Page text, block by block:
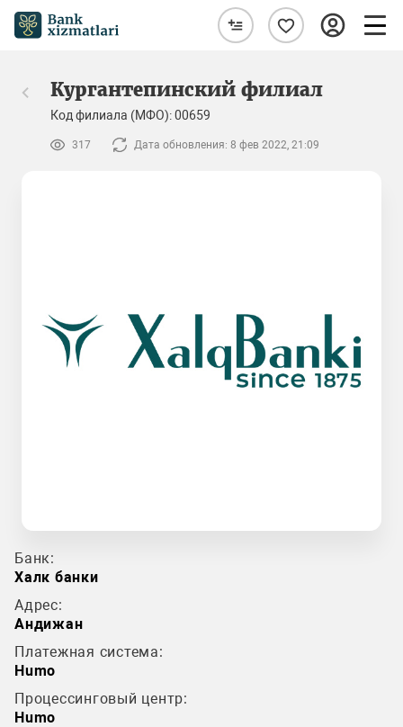
Кургантепинский филиал
Код филиала (МФО): 00659
317 Дата обновления: 8 фев 2022, 21:09
Банк:
Халк банки
Адрес:
Андижан
Платежная система:
Humo
Процессинговый центр:
Humo